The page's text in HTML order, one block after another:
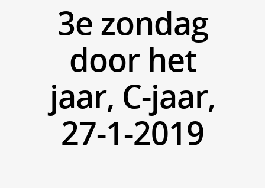
3e zondag
door het
jaar, C-jaar,
27-1-2019